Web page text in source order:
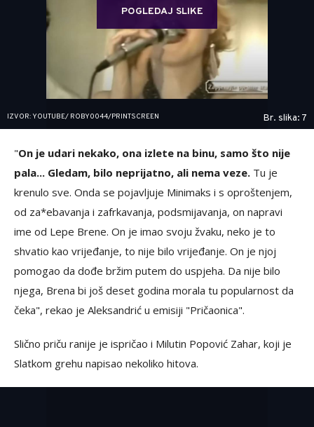
POGLEDAJ SLIKE
IZVOR: YOUTUBE/ ROBY0044/PRINTSCREEN Br. slika: 7
"On je udari nekako, ona izlete na binu, samo što nije
pala... Gledam, bilo neprijatno, ali nema veze. Tu je
krenulo sve. Onda se pojavljuje Minimaks i s oproštenjem,
od za*ebavanja i zafrkavanja, podsmijavanja, on napravi
ime od Lepe Brene. On je imao svoju žvaku, neko je to
shvatio kao vrijeđanje, to nije bilo vrijeđanje. On je njoj
pomogao da dođe bržim putem do uspjeha. Da nije bilo
njega, Brena bi još deset godina morala tu popularnost da
čeka", rekao je Aleksandrić u emisiji "Pričaonica".
Slično priču ranije je ispričao i Milutin Popović Zahar, koji je
Slatkom grehu napisao nekoliko hitova.